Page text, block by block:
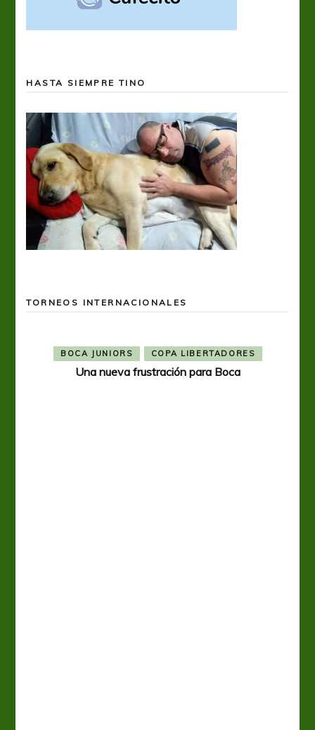
HASTA SIEMPRE TINO
TORNEOS INTERNACIONALES
BOCA JUNIORS COPA LIBERTADORES
Una nueva frustración para Boca